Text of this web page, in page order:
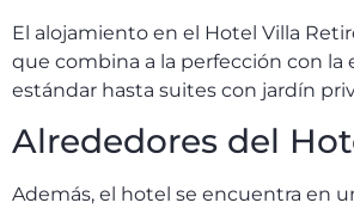
El alojamiento en el Hotel Villa
que combina a la perfección con
estándar hasta suites con jardín
Alrededores del
Además, el hotel se encuentra en